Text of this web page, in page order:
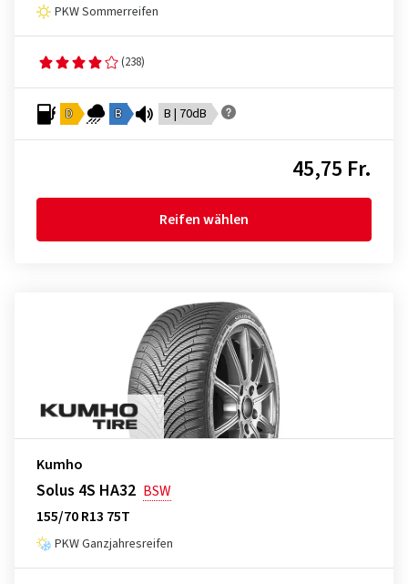
PKW Sommerreifen
(238)
D B B | 70dB
45,75 Fr.
Reifen wählen
Kumho
Solus 4S HA32 BSW
155/70 R13 75T
PKW Ganzjahresreifen